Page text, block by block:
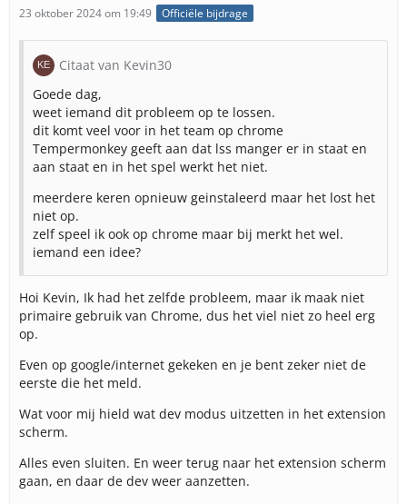
23 oktober 2024 om 19:49 Officiële bijdrage
Citaat van Kevin30
Goede dag,
weet iemand dit probleem op te lossen.
dit komt veel voor in het team op chrome
Tempermonkey geeft aan dat lss manger er in staat en
aan staat en in het spel werkt het niet.
meerdere keren opnieuw geinstaleerd maar het lost het
niet op.
zelf speel ik ook op chrome maar bij merkt het wel.
iemand een idee?
Hoi Kevin, Ik had het zelfde probleem, maar ik maak niet
primaire gebruik van Chrome, dus het viel niet zo heel erg
op.
Even op google/internet gekeken en je bent zeker niet de
eerste die het meld.
Wat voor mij hield wat dev modus uitzetten in het extension
scherm.
Alles even sluiten. En weer terug naar het extension scherm
gaan, en daar de dev weer aanzetten.